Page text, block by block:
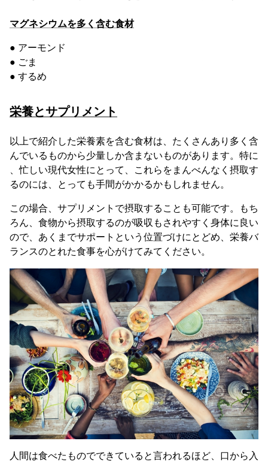
マグネシウムを多く含む食材
● アーモンド
● ごま
● するめ
栄養とサプリメント
以上で紹介した栄養素を含む食材は、たくさんあり多く含
んでいるものから少量しか含まないものがあります。特に
、忙しい現代女性にとって、これらをまんべんなく摂取す
るのには、とっても手間がかかるかもしれません。
この場合、サプリメントで摂取することも可能です。もち
ろん、食物から摂取するのが吸収もされやすく身体に良い
ので、あくまでサポートという位置づけにとどめ、栄養バ
ランスのとれた食事を心がけてみてください。
人間は食べたものでできていると言われるほど、口から入